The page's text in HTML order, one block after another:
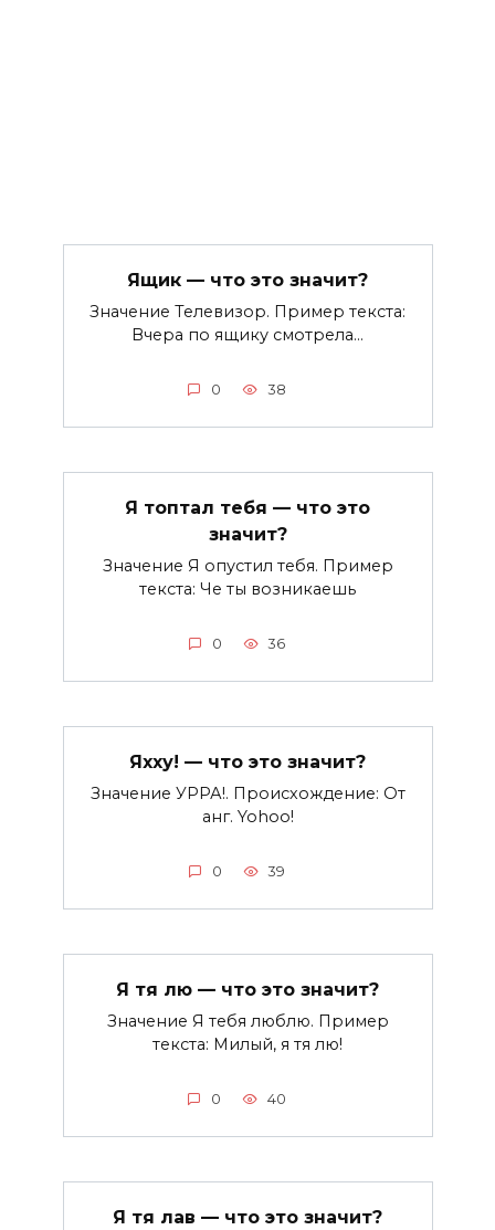
Ящик — что это значит?
Значение Телевизор. Пример текста:
Вчера по ящику смотрела…
0 38
Я топтал тебя — что это
значит?
Значение Я опустил тебя. Пример
текста: Че ты возникаешь
0 36
Яхху! — что это значит?
Значение УРРА!. Происхождение: От
анг. Yohoo!
0 39
Я тя лю — что это значит?
Значение Я тебя люблю. Пример
текста: Милый, я тя лю!
0 40
Я тя лав — что это значит?